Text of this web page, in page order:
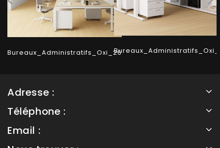
Bureaux_Administratifs_Oxi_26
Adresse :
Téléphone :
Email :